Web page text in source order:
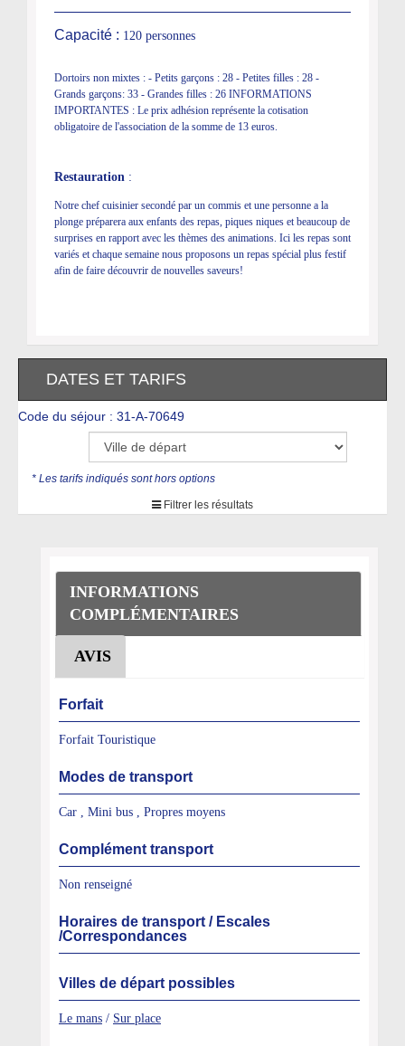
Capacité : 120 personnes
Dortoirs non mixtes : - Petits garçons : 28 - Petites filles : 28 -
Grands garçons: 33 - Grandes filles : 26 INFORMATIONS
IMPORTANTES : Le prix adhésion représente la cotisation
obligatoire de l'association de la somme de 13 euros.
Restauration :
Notre chef cuisinier secondé par un commis et une personne a la
plonge préparera aux enfants des repas, piques niques et beaucoup de
surprises en rapport avec les thèmes des animations. Ici les repas sont
variés et chaque semaine nous proposons un repas spécial plus festif
afin de faire découvrir de nouvelles saveurs!
DATES ET TARIFS
Code du séjour : 31-A-70649
* Les tarifs indiqués sont hors options
Filtrer les résultats
INFORMATIONS
COMPLÉMENTAIRES
AVIS
Forfait
Forfait Touristique
Modes de transport
Car , Mini bus , Propres moyens
Complément transport
Non renseigné
Horaires de transport / Escales
/Correspondances
Villes de départ possibles
Le mans / Sur place